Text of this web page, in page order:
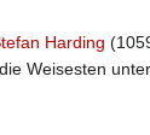
Harding
Weisesten